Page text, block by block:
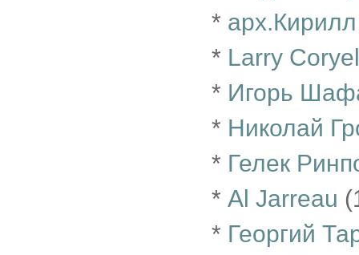
*
* Larry
* Игорь
* Николай
* Гелек
* Al Jarreau
* Георгий